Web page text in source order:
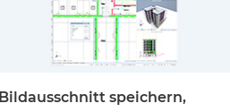
Bildausschnitt speichern,